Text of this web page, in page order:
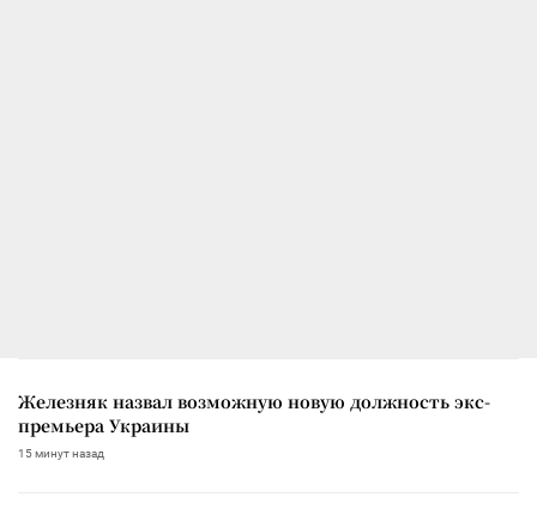
Железняк назвал возможную новую должность экс-
премьера Украины
15 минут назад